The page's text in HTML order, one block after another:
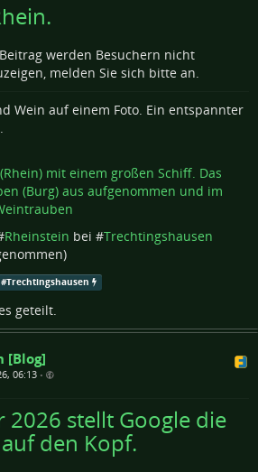
werden Besuchern nicht
melden Sie sich bitte an.
Wein auf einem Foto. Ein entspannter
Rheinstein bei #Trechtingshausen
#Trechtingshausen
geteilt.
[Blog]
06:13 •
2026 stellt Google die
den Kopf.